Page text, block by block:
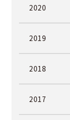
2020
2019
2018
2017